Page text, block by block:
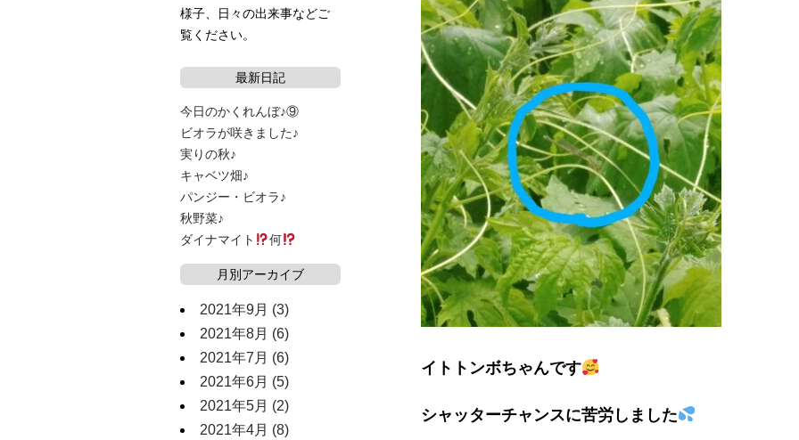
イトトンボちゃんです
シャッターチャンスに苦労しました
様子、日々の出来事などご
覧ください。
最新日記
今日のかくれんぼ♪⑨
ビオラが咲きました♪
実りの秋♪
キャベツ畑♪
パンジー・ビオラ♪
秋野菜♪
ダイナマイト
何
月別アーカイブ
2021年9月 (3)
2021年8月 (6)
2021年7月 (6)
2021年6月 (5)
2021年5月 (2)
2021年4月 (8)